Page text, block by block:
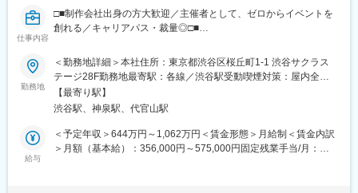
ムな雰囲気で定着率の高い職場です。開発したものに納得できな
ければ、業務外でも納得できるまで挑戦したり、勉強会に参加し
たりと、向上心が高く勉強熱心な社員が多い職場です。人の良さ
＜ワークライフバランス＞業界随意つのホワイト企業を目指して
います！
・年間休日131日（夏休み、年末年始、推し活休暇、誕生日休
・裁量労働制を導入し働く時間を自分で設計。
・自分で資産を投資運用できる企業型確定拠出年金（401K）制度
仕事内容
□■制作会社出身の方大歓迎／主催者として、ゼロからイベントを
創れる／キャリアパス・裁量◎□■
■業務内容
◎主催するビジネスイベント「Eight EXPO」「Climbers」
「Startup JAPAN EXPO」「DX CAMP」や新規イベントの運営・
ディレクションをリードします
◎このポジションが担うのは、販促のためのマーケティングイベ
ントの運営ではありません。イベントそのものを事業として成長
させ、利益を生み出し、新しいビジネスの起点となる出会いの場
勤務地
＜勤務地詳細＞本社住所：東京都渋谷区桜丘町1-1 渋谷サクラス
テージ28F勤務地最寄駅：各線／渋谷駅受動喫煙対策：屋内全面
禁煙変更の範囲：会社の定める事業所
【最寄り駅】
渋谷駅、神泉駅、代官山駅
給与
＜予定年収＞644万円～1,062万円＜賃金形態＞月給制＜賃金内訳
＞月額（基本給）：356,000円～575,000円固定残業手当/月：